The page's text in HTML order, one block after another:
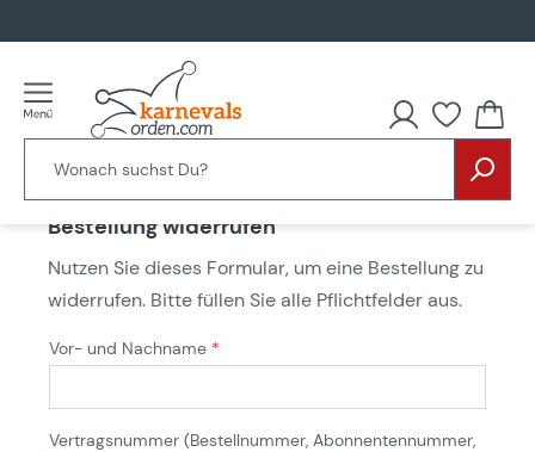
Bestellung widerrufen
Nutzen Sie dieses Formular, um eine Bestellung zu
widerrufen. Bitte füllen Sie alle Pflichtfelder aus.
Vor- und Nachname *
Vertragsnummer (Bestellnummer, Abonnentennummer,